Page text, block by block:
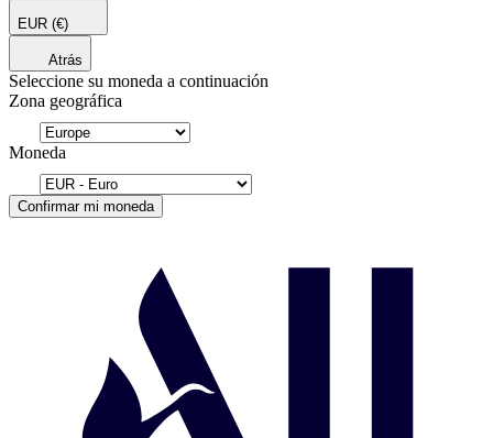
EUR (€)
Atrás
Seleccione su moneda a continuación
Zona geográfica
Moneda
Confirmar mi moneda